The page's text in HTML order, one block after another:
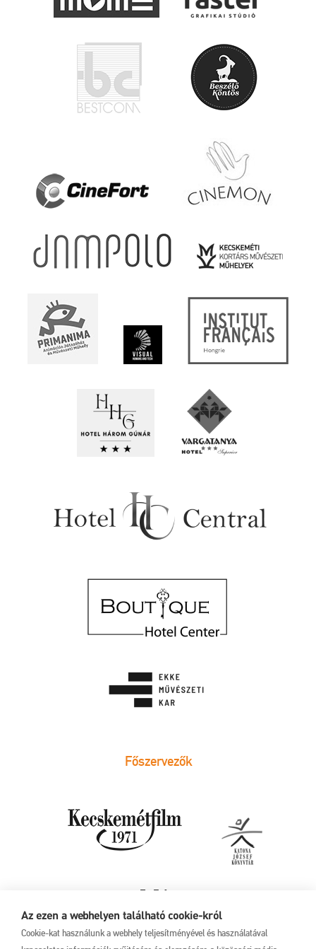
Az ezen a webhelyen található cookie-król
Cookie-kat használunk a webhely teljesítményével és használatával
Főszervezők